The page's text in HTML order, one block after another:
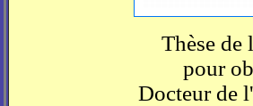
Thèse de
pour
Docteur de